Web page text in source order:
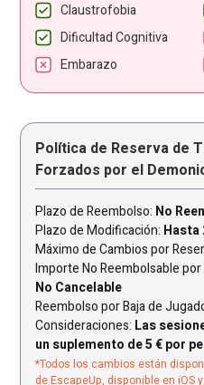
Claustrofobia
Dificultad Cognitiva
Embarazo
Política de Reserva de
Forzados por el
Plazo de Reembolso: No
Plazo de Modificación: Hasta
Máximo de Cambios por
Importe No Reembolsable
No Cancelable
Reembolso por Baja de
Consideraciones: Las
un suplemento de 5 € por
*Todos los cambios están
de EscapeUp, disponible en iOS